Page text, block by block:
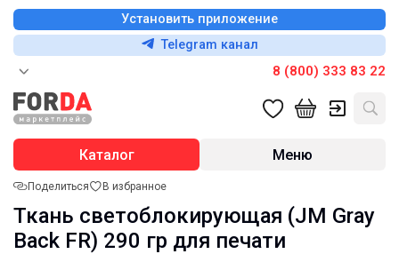
Установить приложение
Telegram канал
8 (800) 333 83 22
Каталог Меню
Поделиться В избранное
Ткань светоблокирующая (JM Gray
Back FR) 290 гр для печати